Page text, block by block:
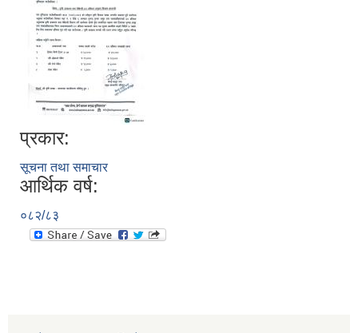
प्रकार:
सूचना तथा समाचार
आर्थिक वर्ष:
०८२/८३